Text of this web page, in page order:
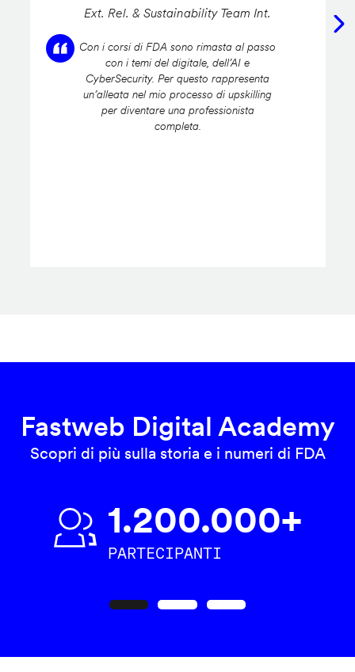
Ext. Rel. & Sustainability Team Int.
Con i corsi di FDA sono rimasta al passo
con i temi del digitale, dell’AI e
CyberSecurity. Per questo rappresenta
un’alleata nel mio processo di upskilling
per diventare una professionista
completa.
Fastweb Digital Academy
Scopri di più sulla storia e i numeri di FDA
1.200.000+
PARTECIPANTI